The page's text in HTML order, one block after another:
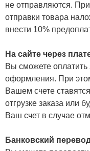
не отправляются.
отправки товара
внести 10%
На сайте через
Вы сможете оплатить
оформления. При
Вашем счете
отгрузке заказа или
Ваш счет в случае
Банковский